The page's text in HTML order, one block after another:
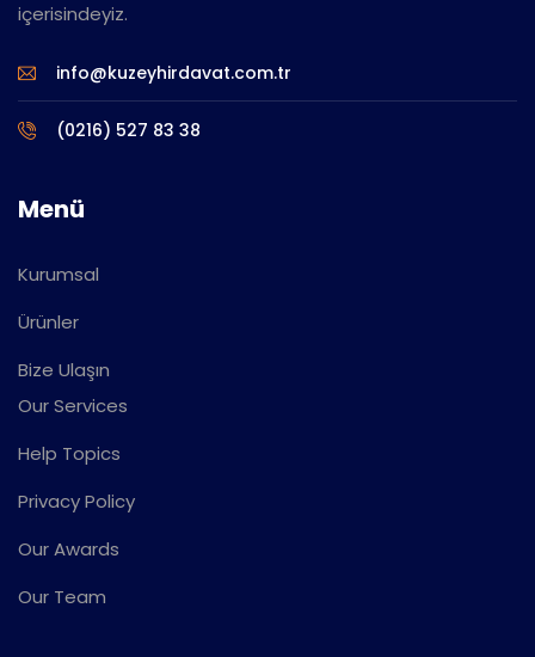
içerisindeyiz.
info@kuzeyhirdavat.com.tr
(0216) 527 83 38
Menü
Kurumsal
Ürünler
Bize Ulaşın
Our Services
Help Topics
Privacy Policy
Our Awards
Our Team